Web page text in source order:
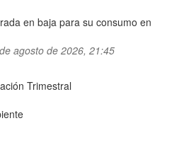
en baja para su consumo en
agosto de 2026, 21:45
Trimestral